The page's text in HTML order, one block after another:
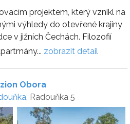
projektem, který vznikl na
výhledy do otevřené krajiny
v jižních Čechách. Filozofií
zobrazit detail
Obora
, Radouňka 5